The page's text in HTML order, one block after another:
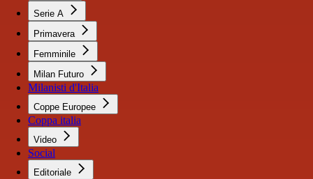
Serie A
Primavera
Femminile
Milan Futuro
Milanisti d'Italia
Coppe Europee
Coppa italia
Video
Social
Editoriale